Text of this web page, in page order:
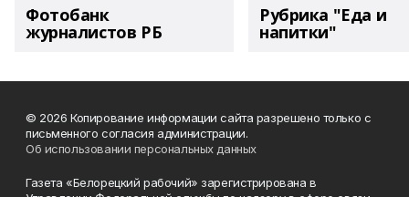
Фотобанк
журналистов РБ
Рубрика "Еда и
напитки"
© 2026 Копирование информации сайта разрешено только с
письменного согласия администрации.
Об использовании персональных данных
Газета «Белорецкий рабочий» зарегистрирована в